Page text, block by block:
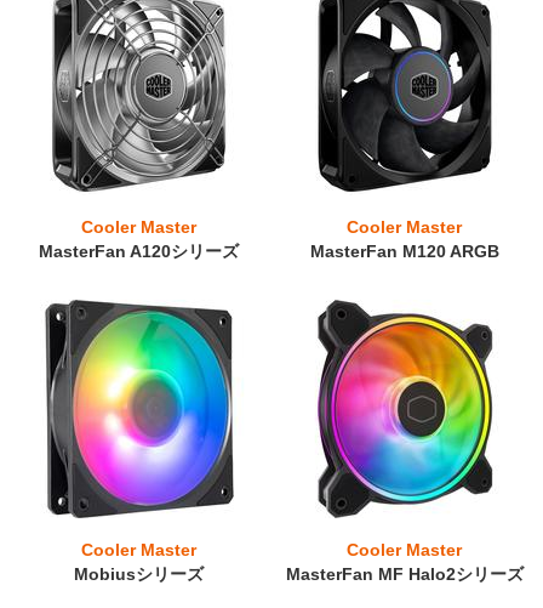
Cooler Master
MasterFan A120シリーズ
Cooler Master
MasterFan M120 ARGB
Cooler Master
Mobiusシリーズ
Cooler Master
MasterFan MF Halo2シリーズ